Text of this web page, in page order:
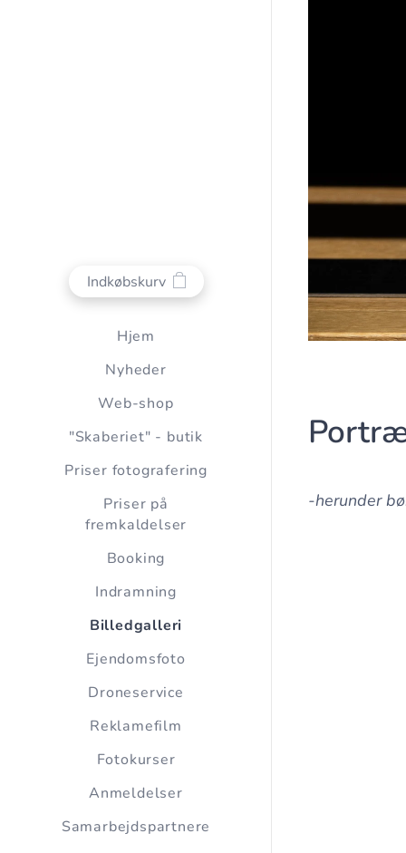
Indkøbskurv
Hjem
Nyheder
Web-shop
"Skaberiet" - butik
Priser fotografering
Priser på
fremkaldelser
Booking
Indramning
Billedgalleri
Ejendomsfoto
Droneservice
Reklamefilm
Fotokurser
Anmeldelser
Samarbejdspartnere
-herunder